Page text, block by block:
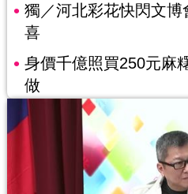
獨／河北彩花快閃文博
喜
身價千億照買250元
做